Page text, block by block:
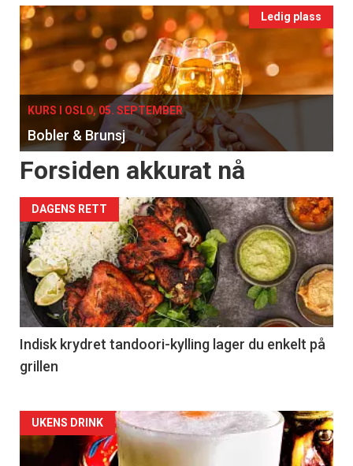
Ledig plass
KURS I OSLO, 05. SEPTEMBER
Bobler & Brunsj
Forsiden akkurat nå
DAGENS RETT
Indisk krydret tandoori-kylling lager du enkelt på
grillen
Forsiden
akkurat
UKENS DRINK